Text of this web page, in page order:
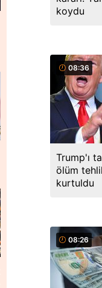
koydu
08:36
Trump'ı
ölüm
kurtuldu
08:26